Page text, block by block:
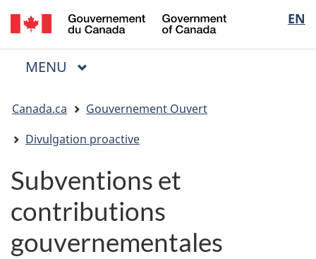
Passer
au
contenu
Passer
à
« Au
Passer
à
la
EN
of
Menu
MENU PRINCIPAL
êtes
ici
Canada.ca
Gouvernement Ouvert
Divulgation proactive
Subventions et
contributions
gouvernementales